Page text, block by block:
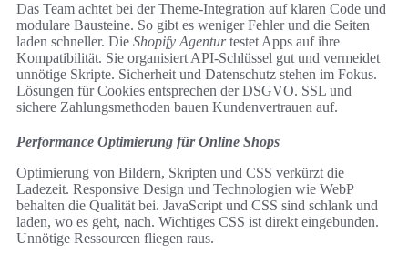
Das Team achtet bei der Theme-Integration auf klaren Code und
modulare Bausteine. So gibt es weniger Fehler und die Seiten
laden schneller. Die Shopify Agenturtestet Apps auf ihre
Kompatibilität. Sie organisiert API-Schlüssel gut und vermeidet
unnötige Skripte. Sicherheit und Datenschutz stehen im Fokus.
Lösungen für Cookies entsprechen der DSGVO. SSL und
sichere Zahlungsmethoden bauen Kundenvertrauen auf.
Performance Optimierung für Online Shops
Optimierung von Bildern, Skripten und CSS verkürzt die
Ladezeit. Responsive Design und Technologien wie WebP
behalten die Qualität bei. JavaScript und CSS sind schlank und
laden, wo es geht, nach. Wichtiges CSS ist direkt eingebunden.
Unnötige Ressourcen fliegen raus.